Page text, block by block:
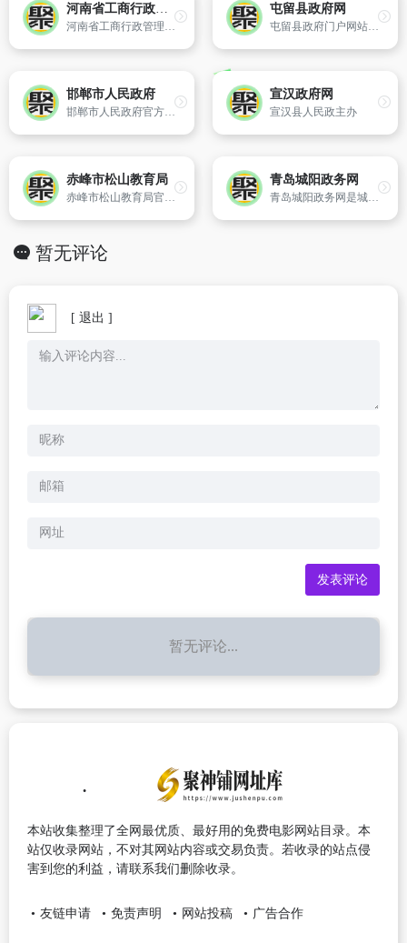
河南省工商行政管理局
河南省工商行政管理局官方网站。
屯留县政府网
屯留县政府门户网站是屯留县人民政府各部门在互联网上发布政府信息和提供在线服务的总平台,是各乡、镇人民政府和县政府各部门网站群的总枢纽。网站及时发布全县政治、经济、文化、社会发展等方面的各类信息,积极开展网上办事服务,增进政府与公众的沟通交流。
邯郸市人民政府
邯郸市人民政府官方网站
宣汉政府网
宣汉县人民政主办
赤峰市松山教育局
赤峰市松山教育局官方网站
青岛城阳政务网
青岛城阳政务网是城阳区政府的门户网站,网站及时传递、发布城阳区的政务、经济信息,介绍城阳区的概况和建设发展进程,建立政府与公众、企事业单位联系互通的信息渠道,提供政府为民、便民和利民等网络在线服务。
暂无评论
[ 退出 ]
暂无评论...
本站收集整理了全网最优质、最好用的免费电影网站目录。本
站仅收录网站，不对其网站内容或交易负责。若收录的站点侵
害到您的利益，请联系我们删除收录。
友链申请 免责声明 网站投稿 广告合作